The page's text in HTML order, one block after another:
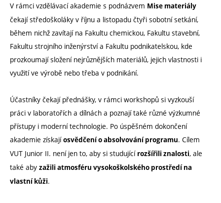
V rámci vzdělávací akademie s podnázvem Mise materiály
čekají středoškoláky v říjnu a listopadu čtyři sobotní setkání,
během nichž zavítají na Fakultu chemickou, Fakultu stavební,
Fakultu strojního inženýrství a Fakultu podnikatelskou, kde
prozkoumají složení nejrůznějších materiálů, jejich vlastnosti i
využití ve výrobě nebo třeba v podnikání.
Účastníky čekají přednášky, v rámci workshopů si vyzkouší
práci v laboratořích a dílnách a poznají také různé výzkumné
přístupy i moderní technologie. Po úspěšném dokončení
akademie získajíosvědčení o absolvování programu. Cílem
VUT Junior II. není jen to, aby si studující rozšířili znalosti, ale
také aby zažili atmosféru vysokoškolského prostředí na
vlastní kůži.